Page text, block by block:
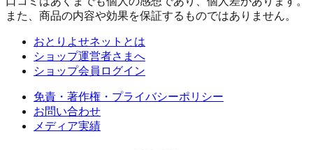
また、商品の内容や効果を保証するものではありません。
おとりよせネットとは
ショップ運営者さまへ
ショップ会員ログイン
免責・著作権・プライバシーポリシー
お問い合わせ
メディア実績